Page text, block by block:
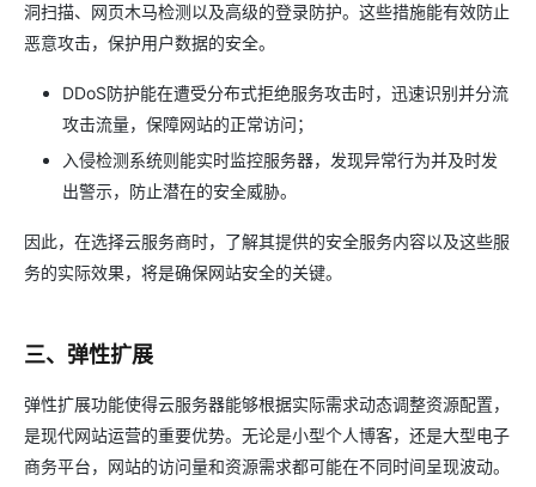
洞扫描、网页木马检测以及高级的登录防护。这些措施能有效防止
恶意攻击，保护用户数据的安全。
DDoS防护能在遭受分布式拒绝服务攻击时，迅速识别并分流
攻击流量，保障网站的正常访问；
入侵检测系统则能实时监控服务器，发现异常行为并及时发
出警示，防止潜在的安全威胁。
因此，在选择云服务商时，了解其提供的安全服务内容以及这些服
务的实际效果，将是确保网站安全的关键。
三、弹性扩展
弹性扩展功能使得云服务器能够根据实际需求动态调整资源配置，
是现代网站运营的重要优势。无论是小型个人博客，还是大型电子
商务平台，网站的访问量和资源需求都可能在不同时间呈现波动。